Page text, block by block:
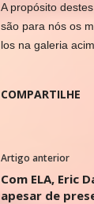
A propósito
são para nós os
los na galeria
COMPARTILHE
Artigo anterior
Com ELA, Eric
apesar de